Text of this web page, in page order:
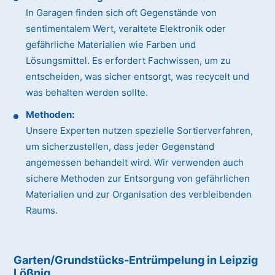
In Garagen finden sich oft Gegenstände von
sentimentalem Wert, veraltete Elektronik oder
gefährliche Materialien wie Farben und
Lösungsmittel. Es erfordert Fachwissen, um zu
entscheiden, was sicher entsorgt, was recycelt und
was behalten werden sollte.
Methoden:
Unsere Experten nutzen spezielle Sortierverfahren,
um sicherzustellen, dass jeder Gegenstand
angemessen behandelt wird. Wir verwenden auch
sichere Methoden zur Entsorgung von gefährlichen
Materialien und zur Organisation des verbleibenden
Raums.
Garten/Grundstücks-Entrümpelung in Leipzig